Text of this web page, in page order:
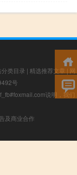
分类目录 | 精选推荐文章 | 网
号
说明，我们
及商业合作